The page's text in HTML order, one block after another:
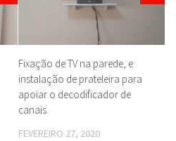
Fixação de TV na parede, e
instalação de prateleira para
apoiar o decodificador de
canais.
FEVEREIRO 27, 2020